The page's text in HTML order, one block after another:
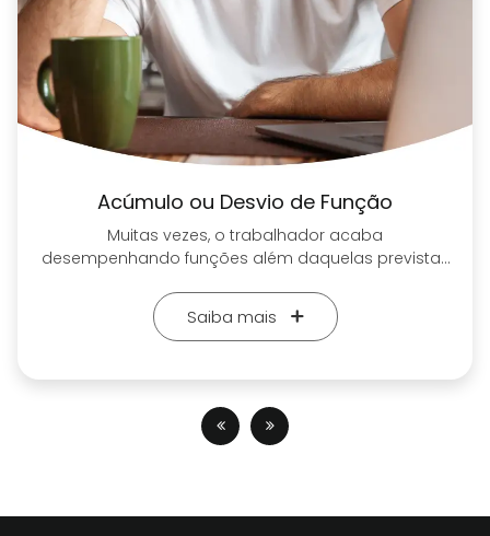
Periculosidade e insalubridade
A atuação em ambientes perigosos ou insalubres
exige uma compensação justa para o trabalhador.
oriento tanto empresas quanto profissionais sobre
o direito aos adicionais de periculosidade e
evitar litígios e promover um ambiente mais
seguro e justo.
Saiba mais